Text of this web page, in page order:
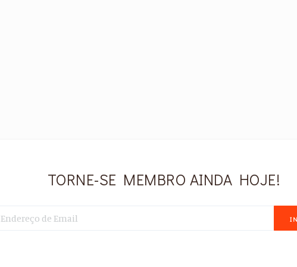
TORNE-SE MEMBRO AINDA HOJE!